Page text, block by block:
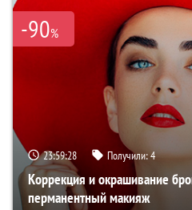
-90%
23:59:26 Получили:4
Коррекция и окрашивание
перманентный макияж